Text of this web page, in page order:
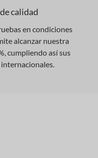
calidad
en condiciones
alcanzar nuestra
cumpliendo así sus